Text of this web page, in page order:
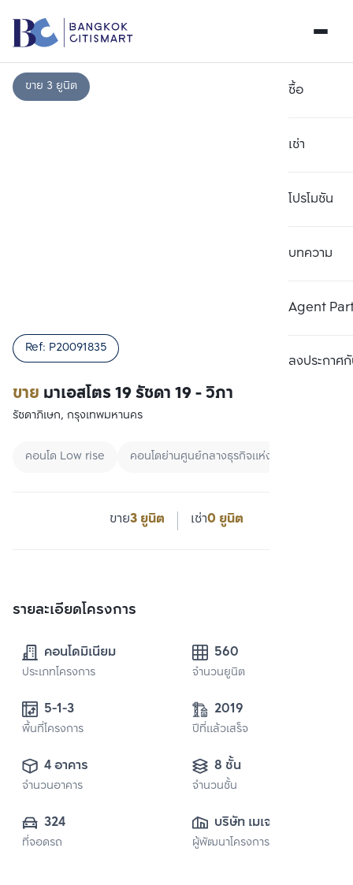
ซื้อ
เช่า
โปรโมชัน
บทความ
Agent
ลงประกาศกั
ขาย 3 ยูนิต
ขาย มาเอสโตร 19 รัชดา 19 - วิภา
Ref: P20091835
รัชดาภิเษก, กรุงเทพมหานคร
คอนโด Low rise คอนโดย่านศูนย์กลางธุรกิจแห่งใหม่
ขาย3 ยูนิต เช่า0 ยูนิต
รายละเอียดโครงการ
คอนโดมิเนียม
ประเภทโครงการ
560
จำนวนยูนิต
5-1-3
พื้นที่โครงการ
2019
ปีที่แล้วเสร็จ
4 อาคาร
จำนวนอาคาร
8 ชั้น
จำนวนชั้น
324
ที่จอดรถ
บริษัท เมเจอร์ ดี
เวลลอปเมนท์ จำกัด
ผู้พัฒนาโครงการ
เปรียบเทียบ